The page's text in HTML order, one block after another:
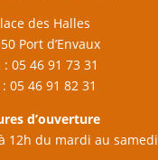
des Halles
Port d’Envaux
: 05 46 91 73 31
: 05 46 91 82 31
d’ouverture
12h du mardi au samedi